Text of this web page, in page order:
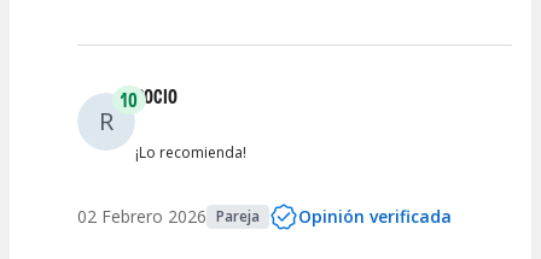
R
10ROCIO
¡Lo recomienda!
02 Febrero 2026 Pareja Opinión verificada